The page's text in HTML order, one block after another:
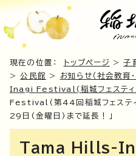
現在の位置： トップページ >子
>公民館 > お知らせ（社会教育
Inagi Festival(稲城フェスティ
Festival(第44回稲城フェスティ
29日(金曜日)まで延長！」
Tama Hills-